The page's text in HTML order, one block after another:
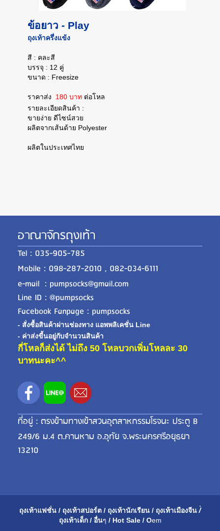
ข้อยาว - Play
ถุงเท้าครึ่งแข้ง
สี : คละสี
บรรจุ : 12 คู่
ขนาด : Freesize
ราคาส่ง 180 บาท ต่อโหล
รายละเอียดสินค้า :
ขายง่าย ดีไซน์สวย
ผลิตจากเส้นด้าย Polyester
ผลิตในประเทศไทย
อาณาจักรถุงเท้า
Tel : 035-905-785
Mobile : 098-287-2010 , 082-034-6111
e-mail : pumpsocks@gmail.com
Line ID : @pumpsocks
Facebook Fanpage : pumpsocks
- สั่งซื้อสินค้าผ่านช่องทาง แอพพลิเคชั่น Line
- ค่าส่งขี้นอยู่กับจำนวนสินค้า
กี่โหลก็ส่งได้ ไม่ถึง 50 โหลบวกเพิ่มโหลละ 30
บาทนะคะ^^
ที่อยู่ : ตรงข้ามทางเข้าสวนอุตสาหกรรมโรจนะ ประตู B
249/6 ม.4 ต.คานหาม อ.อุทัย จ.พระนครศรีอยุธยา
13210
ถุงเท้าแฟชั่น / ถุงเท้าสปอร์ต / ถุงเท้านักเรียน / ถุงเท้าเมืองจีน /่
ถุงเท้าเด็ก / อื่นๆ / Hot Sale / Oem